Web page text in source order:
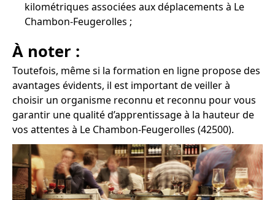
kilométriques associées aux déplacements à Le
Chambon-Feugerolles ;
À noter :
Toutefois, même si la formation en ligne propose des
avantages évidents, il est important de veiller à
choisir un organisme reconnu et reconnu pour vous
garantir une qualité d’apprentissage à la hauteur de
vos attentes à Le Chambon-Feugerolles (42500).